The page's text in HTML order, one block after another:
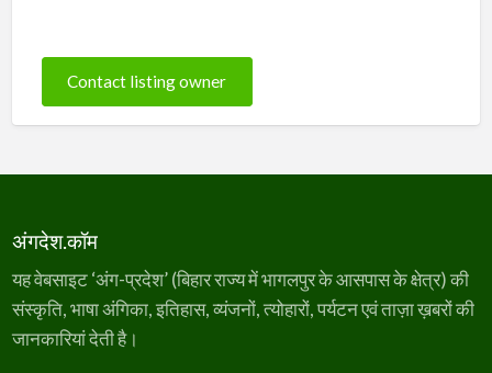
Contact listing owner
अंगदेश.कॉम
यह वेबसाइट ‘अंग-प्रदेश’ (बिहार राज्य में भागलपुर के आसपास के क्षेत्र) की
संस्कृति, भाषा अंगिका, इतिहास, व्यंजनों, त्योहारों, पर्यटन एवं ताज़ा ख़बरों की
जानकारियां देती है।